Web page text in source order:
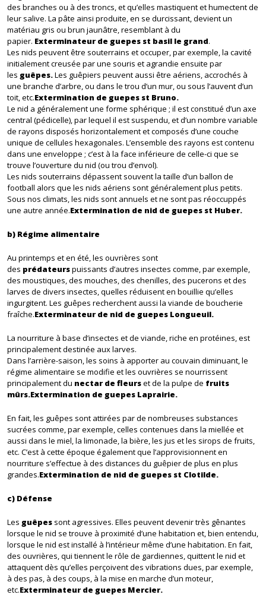
des branches ou à des troncs, et qu’elles mastiquent et humectent de
leur salive. La pâte ainsi produite, en se durcissant, devient un
matériau gris ou brun jaunâtre, resemblant à du
papier. Exterminateur de guepes st basil le grand.
Les nids peuvent être souterrains et occuper, par exemple, la cavité
initialement creusée par une souris et agrandie ensuite par
les guêpes.Les guêpiers peuvent aussi être aériens, accrochés à
une branche d’arbre, ou dans le trou d’un mur, ou sous l’auvent d’un
toit, etc.Extermination de guepes st Bruno.
Le nid a généralement une forme sphérique ; il est constitué d’un axe
central (pédicelle), par lequel il est suspendu, et d’un nombre variable
de rayons disposés horizontalement et composés d’une couche
unique de cellules hexagonales. L’ensemble des rayons est contenu
dans une enveloppe ; c’est à la face inférieure de celle-ci que se
trouve l’ouverture du nid (ou trou d’envol).
Les nids souterrains dépassent souvent la taille d’un ballon de
football alors que les nids aériens sont généralement plus petits.
Sous nos climats, les nids sont annuels et ne sont pas réoccuppés
une autre année.Extermination de nid de guepes st Huber.
b) Régime alimentaire
Au printemps et en été, les ouvrières sont
des prédateurspuissants d’autres insectes comme, par exemple,
des moustiques, des mouches, des chenilles, des pucerons et des
larves de divers insectes, quelles réduisent en bouillie qu’elles
ingurgitent. Les guêpes recherchent aussi la viande de boucherie
fraîche.Exterminateur de nid de guepes Longueuil.
La nourriture à base d’insectes et de viande, riche en protéines, est
principalement destinée aux larves.
Dans l’arrière-saison, les soins à apporter au couvain diminuant, le
régime alimentaire se modifie et les ouvrières se nourrissent
principalement du nectar de fleurset de la pulpe de fruits
mûrs.Extermination de guepes Laprairie.
En fait, les guêpes sont attirées par de nombreuses substances
sucrées comme, par exemple, celles contenues dans la miellée et
aussi dans le miel, la limonade, la bière, les jus et les sirops de fruits,
etc. C’est à cette époque également que l’approvisionnent en
nourriture s’effectue à des distances du guêpier de plus en plus
grandes.Extermination de nid de guepes st Clotilde.
c) Défense
Les guêpes sont agressives. Elles peuvent devenir très gênantes
lorsque le nid se trouve à proximité d’une habitation et, bien entendu,
lorsque le nid est installé à l’intérieur même d’une habitation. En fait,
des ouvrières, qui tiennent le rôle de gardiennes, quittent le nid et
attaquent dès qu’elles perçoivent des vibrations dues, par exemple,
à des pas, à des coups, à la mise en marche d’un moteur,
etc.Exterminateur de guepes Mercier.